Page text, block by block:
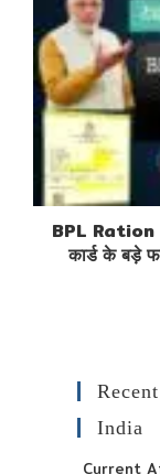
BPL Ration
कार्ड के बड़े
India
Current